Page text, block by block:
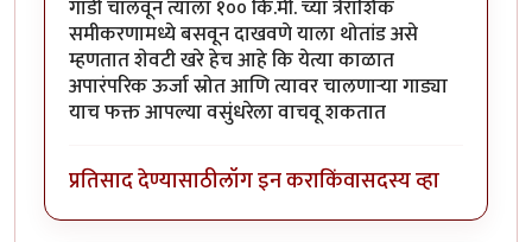
गाडी चालवून त्याला १०० कि.मी. च्या त्रैराशिक
समीकरणामध्ये बसवून दाखवणे याला थोतांड असे
म्हणतात शेवटी खरे हेच आहे कि येत्या काळात
अपारंपरिक ऊर्जा स्रोत आणि त्यावर चालणाऱ्या गाड्या
याच फक्त आपल्या वसुंधरेला वाचवू शकतात
प्रतिसाद देण्यासाठीलॉग इन कराकिंवासदस्य व्हा